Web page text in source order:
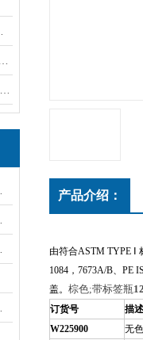
产品介绍：
由符合ASTM TYPE
1084 ， 7673A/B、 PE
盖。 棕色;带标签瓶
订货号
描述
W225900
无